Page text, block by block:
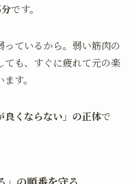
です。
ているから。弱い筋肉の
ても、すぐに疲れて元の楽
す。
良くならない」の正体で
の順番を守る